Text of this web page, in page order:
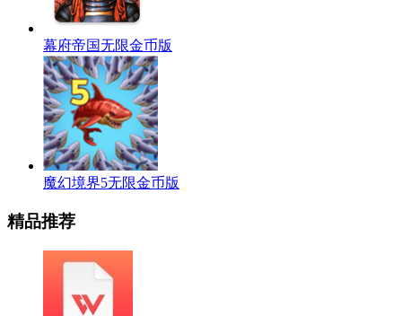
幕府帝国无限金币版
魔幻境界5无限金币版
精品推荐